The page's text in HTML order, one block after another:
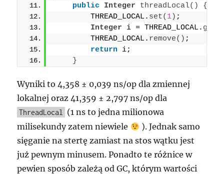
public
Integer threadLocal()
{
        THREAD_LOCAL.
set( 1) ;
Integer i = THREAD_LOCAL. get
        THREAD_LOCAL.
remove() ;
return i;
}
Wyniki to 4,358 ± 0,039 ns/op dla zmiennej
lokalnej oraz 41,359 ± 2,797 ns/op dla
ThreadLocal
(1 ns to jedna milionowa
milisekundy zatem niewiele
). Jednak samo
sięganie na stertę zamiast na stos wątku jest
już pewnym minusem. Ponadto te różnice w
pewien sposób zależą od GC, którym wartości